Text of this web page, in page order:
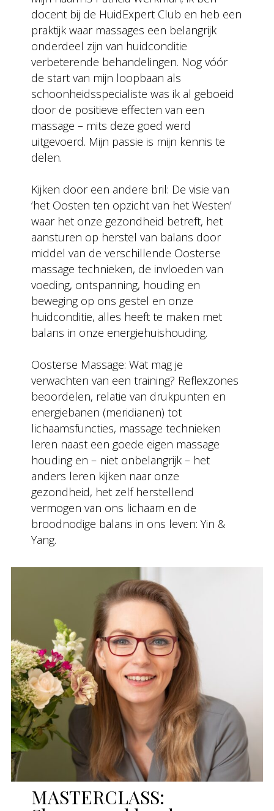
docent bij de HuidExpert Club en heb een
praktijk waar massages een belangrijk
onderdeel zijn van huidconditie
verbeterende behandelingen. Nog vóór
de start van mijn loopbaan als
schoonheidsspecialiste was ik al geboeid
door de positieve effecten van een
massage – mits deze goed werd
uitgevoerd. Mijn passie is mijn kennis te
delen.
Kijken door een andere bril: De visie van
‘het Oosten ten opzicht van het Westen’
waar het onze gezondheid betreft, het
aansturen op herstel van balans door
middel van de verschillende Oosterse
massage technieken, de invloeden van
voeding, ontspanning, houding en
beweging op ons gestel en onze
huidconditie, alles heeft te maken met
balans in onze energiehuishouding.
Oosterse Massage: Wat mag je
verwachten van een training? Reflexzones
beoordelen, relatie van drukpunten en
energiebanen (meridianen) tot
lichaamsfuncties, massage technieken
leren naast een goede eigen massage
houding en – niet onbelangrijk – het
anders leren kijken naar onze
gezondheid, het zelf herstellend
vermogen van ons lichaam en de
broodnodige balans in ons leven: Yin &
Yang.
MASTERCLASS: